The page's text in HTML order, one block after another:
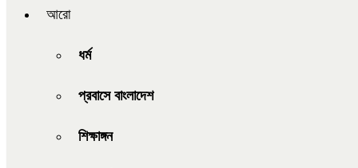
আরো
ধর্ম
প্রবাসে বাংলাদেশ
শিক্ষাঙ্গন